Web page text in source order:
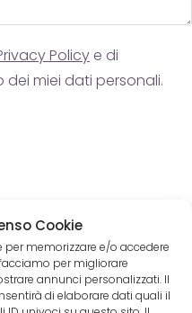
Cookie
memorizzare e/o accedere
per migliorare
annunci personalizzati. Il
di elaborare dati quali il
Policy e di
miei dati personali.